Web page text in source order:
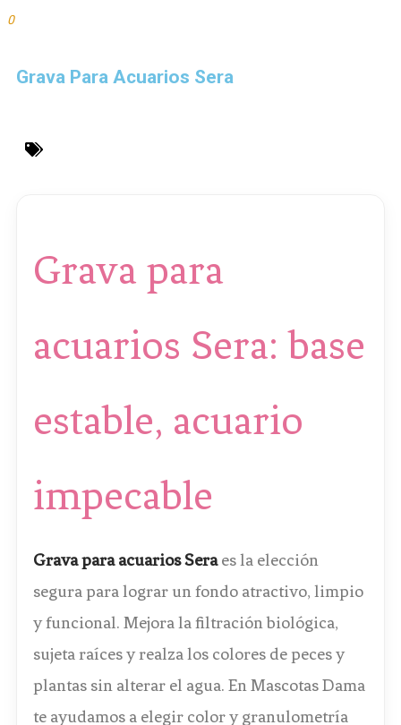
0
Grava Para Acuarios Sera
Grava para
acuarios Sera: base
estable, acuario
impecable
Grava para acuarios Seraes la elección
segura para lograr un fondo atractivo, limpio
y funcional. Mejora la filtración biológica,
sujeta raíces y realza los colores de peces y
plantas sin alterar el agua. En Mascotas Dama
te ayudamos a elegir color y granulometría